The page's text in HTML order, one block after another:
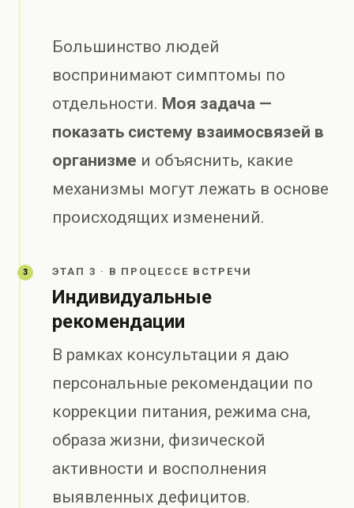
Большинство людей
воспринимают симптомы по
отдельности. Моя задача —
показать систему взаимосвязей в
организме и объяснить, какие
механизмы могут лежать в основе
происходящих изменений.
3 ЭТАП 3 · В ПРОЦЕССЕ ВСТРЕЧИ
Индивидуальные
рекомендации
В рамках консультации я даю
персональные рекомендации по
коррекции питания, режима сна,
образа жизни, физической
активности и восполнения
выявленных дефицитов.